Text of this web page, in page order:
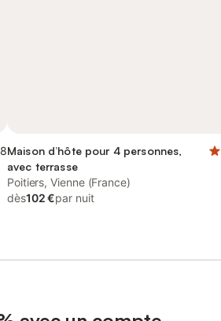
Maison d’hôte pour 4 personnes,
avec terrasse
Poitiers, Vienne (France)
dès102 €par nuit